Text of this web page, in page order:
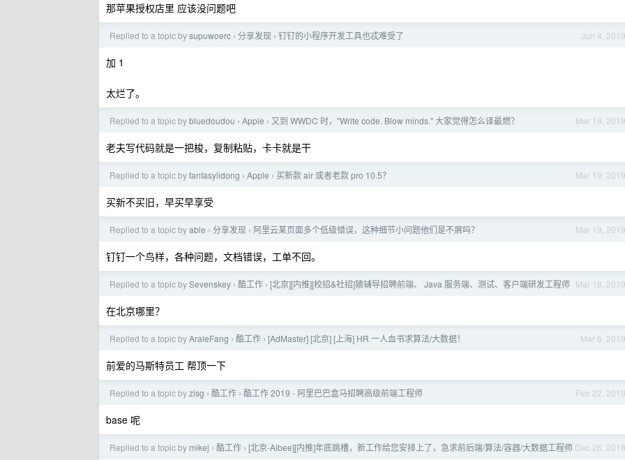
那苹果授权店里 应该没问题吧
Jun 4, 2019
Replied to a topic bysupuwoerc › 分享发现 › 钉钉的小程序开发工具也忒难受了
加 1
太烂了。
Mar 19, 2019
Replied to a topic bybluedoudou › Apple › 又到 WWDC 时，"Write code. Blow minds." 大家觉得怎么译最燃？
老夫写代码就是一把梭，复制粘贴，卡卡就是干
Mar 19, 2019
Replied to a topic byfantasylidong › Apple › 买新款 air 或者老款 pro 10.5？
买新不买旧，早买早享受
Mar 19, 2019
Replied to a topic byable › 分享发现 › 阿里云某页面多个低级错误，这种细节小问题他们是不屑吗？
钉钉一个鸟样，各种问题，文档错误，工单不回。
Mar 18, 2019
Replied to a topic bySevenskey › 酷工作 › [北京][内推][校招&社招]猿辅导招聘前端、 Java 服务端、测试、客户端研发工程师
在北京哪里？
Mar 6, 2019
Replied to a topic byAraleFang › 酷工作 › [AdMaster] [北京] [上海] HR 一人血书求算法/大数据！
前爱的马斯特员工 帮顶一下
Feb 22, 2019
Replied to a topic byzisg › 酷工作 › 酷工作 2019 - 阿里巴巴盒马招聘高级前端工程师
base 呢
Dec 26, 2018
Replied to a topic by mikej › 酷工作 › [北京-Aibee][内推]年底跳槽，新工作给您安排上了，急求前后端/算法/容器/大数据工程师